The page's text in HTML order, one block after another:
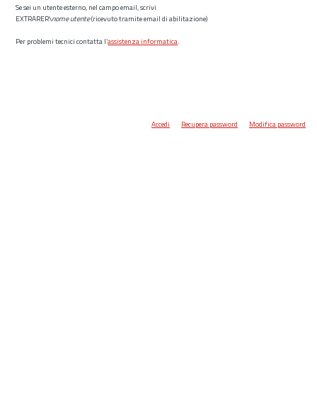
Se sei un utente esterno, nel campo email, scrivi
EXTRARER\nome utente(ricevuto tramite email di abilitazione)
Per problemi tecnici contatta l’assistenza informatica.
Accedi Recupera password Modifica password